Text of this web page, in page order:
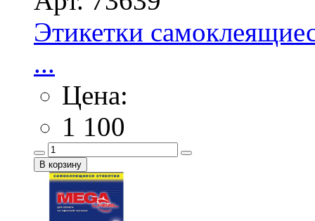
Этикетки
...
Цена:
1 100